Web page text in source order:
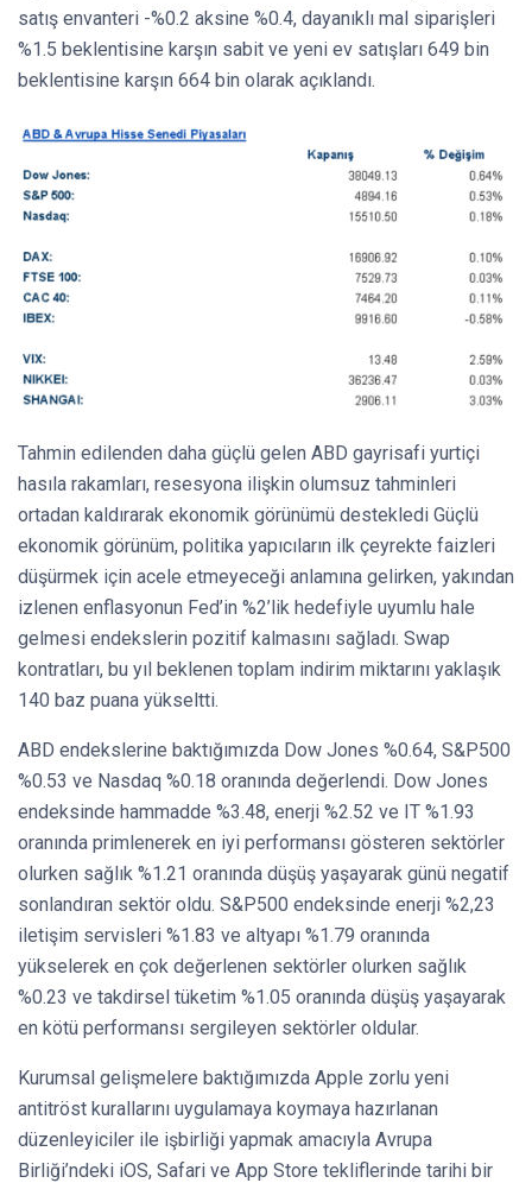
satış envanteri -%0.2 aksine %0.4, dayanıklı mal siparişleri
%1.5 beklentisine karşın sabit ve yeni ev satışları 649 bin
beklentisine karşın 664 bin olarak açıklandı.
Tahmin edilenden daha güçlü gelen ABD gayrisafi yurtiçi
hasıla rakamları, resesyona ilişkin olumsuz tahminleri
ortadan kaldırarak ekonomik görünümü destekledi Güçlü
ekonomik görünüm, politika yapıcıların ilk çeyrekte faizleri
düşürmek için acele etmeyeceği anlamına gelirken, yakından
izlenen enflasyonun Fed’in %2’lik hedefiyle uyumlu hale
gelmesi endekslerin pozitif kalmasını sağladı. Swap
kontratları, bu yıl beklenen toplam indirim miktarını yaklaşık
140 baz puana yükseltti.
ABD endekslerine baktığımızda Dow Jones %0.64, S&P500
%0.53 ve Nasdaq %0.18 oranında değerlendi. Dow Jones
endeksinde hammadde %3.48, enerji %2.52 ve IT %1.93
oranında primlenerek en iyi performansı gösteren sektörler
olurken sağlık %1.21 oranında düşüş yaşayarak günü negatif
sonlandıran sektör oldu. S&P500 endeksinde enerji %2,23
iletişim servisleri %1.83 ve altyapı %1.79 oranında
yükselerek en çok değerlenen sektörler olurken sağlık
%0.23 ve takdirsel tüketim %1.05 oranında düşüş yaşayarak
en kötü performansı sergileyen sektörler oldular.
Kurumsal gelişmelere baktığımızda Apple zorlu yeni
antitröst kurallarını uygulamaya koymaya hazırlanan
düzenleyiciler ile işbirliği yapmak amacıyla Avrupa
Birliği’ndeki iOS, Safari ve App Store tekliflerinde tarihi bir